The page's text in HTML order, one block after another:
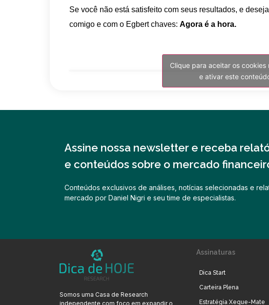
Se você não está satisfeito com seus resultados, e
comigo e com o Egbert chaves: Agora é a hora.
Clique para aceitar os cookies
e ativar este
Assine nossa newsletter e receba
e conteúdos sobre o mercado
Conteúdos exclusivos de análises, notícias selecionadas e
mercado por Daniel Nigri e seu time de especialistas.
Somos uma Casa de Research
independente com foco em expandir o
Assinaturas
Dica Start
Carteira Plena
Estratégia Xeque-Mate